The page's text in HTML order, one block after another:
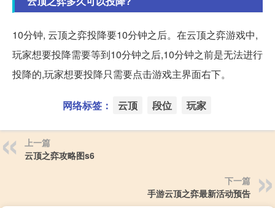
10分钟, 云顶之弈投降要10分钟之后。在云顶之弈游戏中,
玩家想要投降需要等到10分钟之后,10分钟之前是无法进行
投降的,玩家想要投降只需要点击游戏主界面右下。
网络标签： 云顶 段位 玩家
上一篇
云顶之弈攻略图s6
下一篇
手游云顶之弈最新活动预告